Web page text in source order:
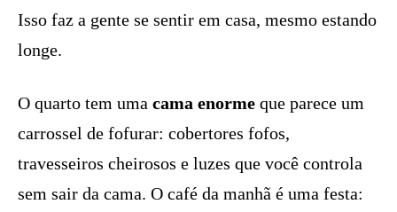
Isso faz a gente se sentir em casa, mesmo estando
longe.
O quarto tem uma cama enorme que parece um
carrossel de fofurar: cobertores fofos,
travesseiros cheirosos e luzes que você controla
sem sair da cama. O café da manhã é uma festa: